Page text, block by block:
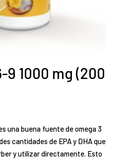
9 1000 mg (200
unabuena fuente de omega 3
cantidades de EPA y DHA que
y utilizar directamente. Esto